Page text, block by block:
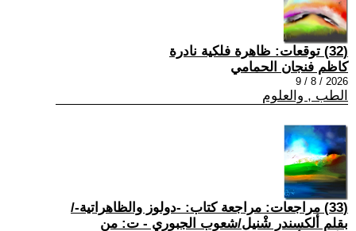
(32) توقعات: ظاهرة فلكية نادرة
كاظم فنجان الحمامي
2026 / 8 / 9
الطب , والعلوم
(33) مراجعات: مراجعة كتاب: -دولوز والظاهراتية-/
بقلم ألكسندر شْنيل/شعوب الجبوري - ت: من